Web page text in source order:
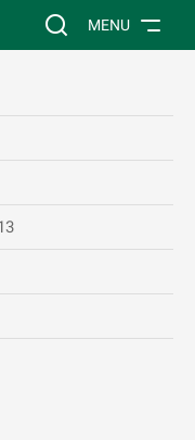
Vyhledávání na
MENU
nové kartě